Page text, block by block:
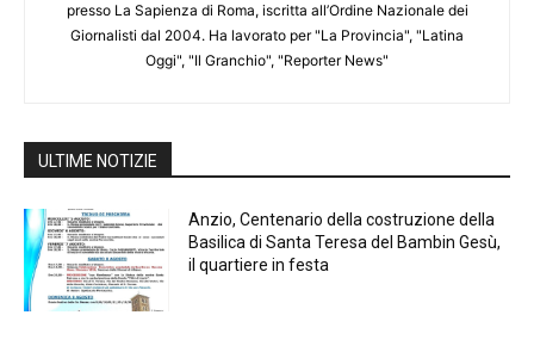
presso La Sapienza di Roma, iscritta all’Ordine Nazionale dei
Giornalisti dal 2004. Ha lavorato per "La Provincia", "Latina
Oggi", "Il Granchio", "Reporter News"
ULTIME NOTIZIE
Anzio, Centenario della costruzione della
Basilica di Santa Teresa del Bambin Gesù,
il quartiere in festa